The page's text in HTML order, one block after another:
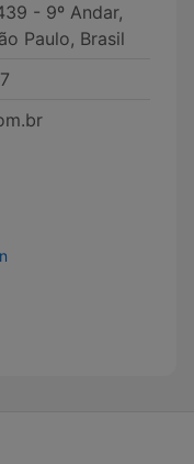
- 9º Andar,
Paulo, Brasil